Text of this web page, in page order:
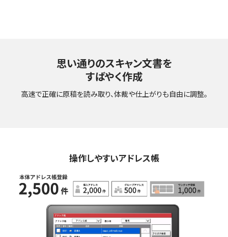
思い通りのスキャン文書を
すばやく作成
高速で正確に原稿を読み取り、体裁や仕上がりも自由に調整。
操作しやすいアドレス帳